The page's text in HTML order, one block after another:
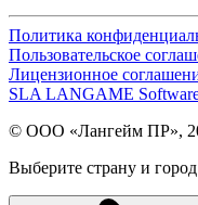
Политика
Пользовательское
Лицензионное
SLA LANGAME
© ООО «Лангейм ПР»,
Выберите страну и город